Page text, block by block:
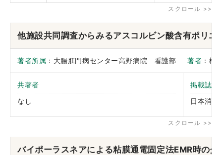
他施設共同調査からみるアスコルビン酸含有ポリ
著者所属 ：大腸肛門病センター高野病院 看護部著者 ：
共著者
なし
掲載誌名
日本消化
バイポーラスネアによる粘膜通電固定法EMR時の介